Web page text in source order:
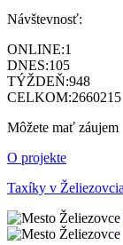
Návštevnosť:
ONLINE:1
DNES:105
TÝŽDEŇ:948
CELKOM:2660215
Môžete mať záujem
O projekte
Taxíky v